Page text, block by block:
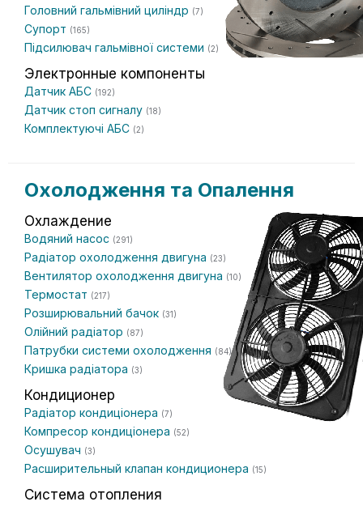
Головний гальмівний циліндр (7)
Супорт (165)
Підсилювач гальмівної системи (2)
Электронные компоненты
Датчик АБС (192)
Датчик стоп сигналу (18)
Комплектуючі АБС (2)
Охолодження та Опалення
Охлаждение
Водяний насос (291)
Радіатор охолодження двигуна (23)
Вентилятор охолодження двигуна (10)
Термостат (217)
Розширювальний бачок (31)
Олійний радіатор (87)
Патрубки системи охолодження (84)
Кришка радіатора (3)
Кондиционер
Радіатор кондиціонера (7)
Компресор кондиціонера (52)
Осушувач (3)
Расширительный клапан кондиционера (15)
Система отопления